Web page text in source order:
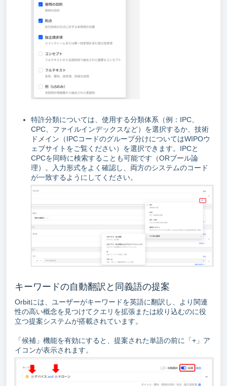
特許分類については、使用する分類体系（例：IPC、
CPC、ファイルインデックスなど）を選択するか、技術
ドメイン（IPCコードのグループ分けについてはWIPOウ
ェブサイトをご覧ください）を選択できます。IPCと
CPCを同時に検索することも可能です（ORブール論
理）。入力形式をよく確認し、両方のシステムのコード
が一致するようにしてください。
キーワードの自動翻訳と同義語の提案
Orbitには、ユーザーがキーワードを英語に翻訳し、より関連
性の高い概念を見つけてクエリを拡張または絞り込むのに役
立つ提案システムが搭載されています。
「候補」機能を有効にすると、提案された単語の前に「+」ア
イコンが表示されます。